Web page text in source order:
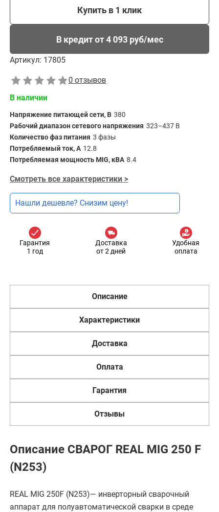
Купить в 1 клик
В кредит от 4 093 руб/мес
Артикул: 17805
0 отзывов
В наличии
Напряжение питающей сети, В 380
Рабочий диапазон сетевого напряжения 323–437 В
Количество фаз питания 3 фазы
Потребляемый ток, А 12.8
Потребляемая мощность MIG, кВА 8.4
Смотреть все характеристики >
Нашли дешевле? Снизим цену!
Гарантия
1 год
Доставка
от 2 дней
Удобная
оплата
Описание
Характеристики
Доставка
Оплата
Гарантия
Отзывы
Описание СВАРОГ REAL MIG 250 F
(N253)
REAL MIG 250F (N253)— инверторный сварочный
аппарат для полуавтоматической сварки в среде